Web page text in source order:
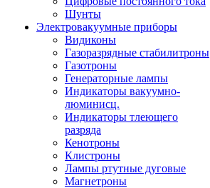
Шунты
Электровакуумные приборы
Видиконы
Газоразрядные стабилитроны
Газотроны
Генераторные лампы
Индикаторы вакуумно-
люминисц.
Индикаторы тлеющего
разряда
Кенотроны
Клистроны
Лампы ртутные дуговые
Магнетроны